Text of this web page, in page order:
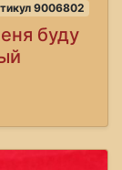
9006802
буду